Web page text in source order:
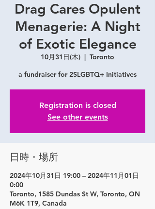
Drag Cares Opulent
Menagerie: A Night
of Exotic Elegance
10月31日(木)
Toronto
a fundraiser for 2SLGBTQ+ Initiatives
Registration is closed
See other events
日時・場所
2024年10月31日 19:00 – 2024年11月01日
0:00
Toronto, 1585 Dundas St W, Toronto, ON
M6K 1T9, Canada